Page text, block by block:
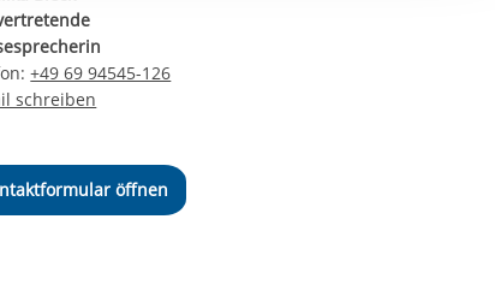
wir
+49 69 94545-126
schreiben
öffnen